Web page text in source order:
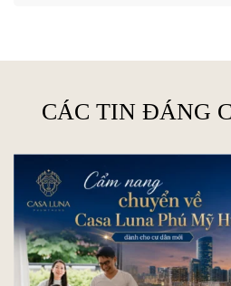
CÁC TIN ĐÁNG